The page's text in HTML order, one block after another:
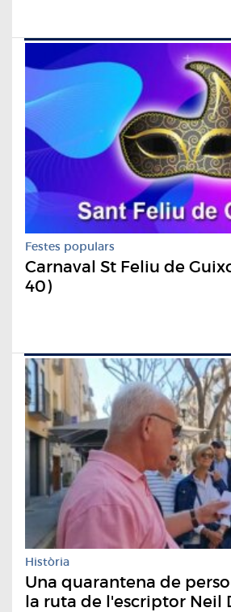
Festes populars
Carnaval St Feliu de
40)
Història
Una quarantena de
la ruta de l'escriptor Neil